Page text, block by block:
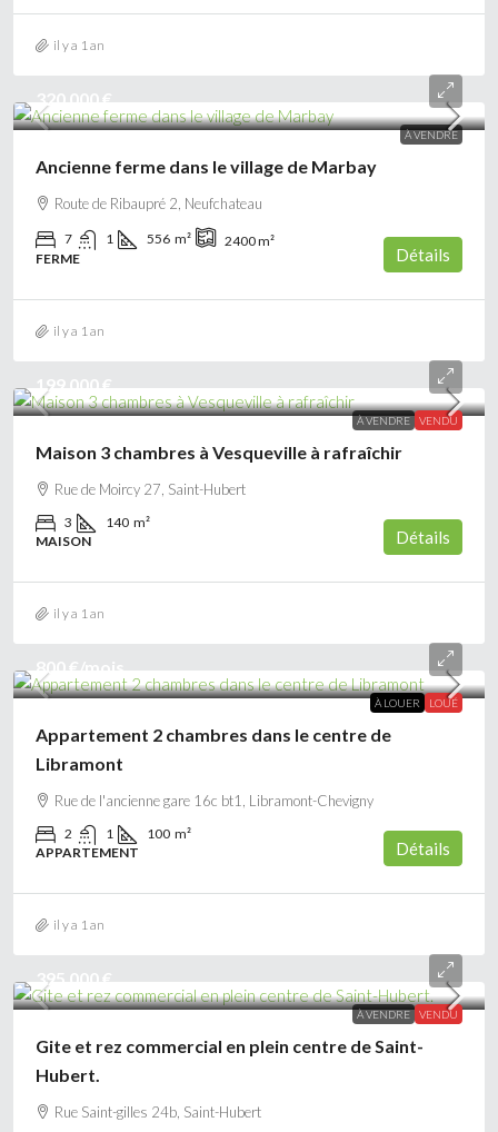
il y a 1 an
À VENDRE
320 000 €
Ancienne ferme dans le village de Marbay
Route de Ribaupré 2, Neufchateau
7 1 556 m² 2400m²
FERME
Détails
il y a 1 an
À VENDRE VENDU
199 000 €
Maison 3 chambres à Vesqueville à rafraîchir
Rue de Moircy 27, Saint-Hubert
3 140 m²
MAISON
Détails
il y a 1 an
À LOUER LOUÉ
800 €/mois
Appartement 2 chambres dans le centre de
Libramont
Rue de l'ancienne gare 16c bt1, Libramont-Chevigny
2 1 100 m²
APPARTEMENT
Détails
il y a 1 an
À VENDRE VENDU
395 000 €
Gite et rez commercial en plein centre de Saint-
Hubert.
Rue Saint-gilles 24b, Saint-Hubert